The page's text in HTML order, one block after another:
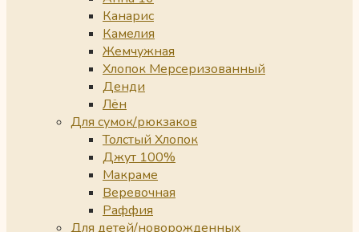
Канарис
Камелия
Жемчужная
Хлопок Мерсеризованный
Денди
Лён
Для сумок/рюкзаков
Толстый Хлопок
Джут 100%
Макраме
Веревочная
Раффия
Для детей/новорожденных